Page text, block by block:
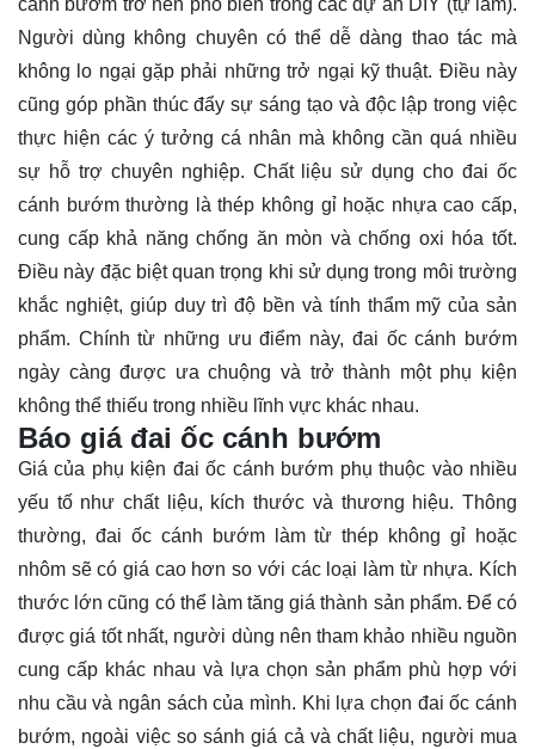
Người dùng không chuyên có thể dễ dàng thao tác mà
không lo ngại gặp phải những trở ngại kỹ thuật. Điều này
cũng góp phần thúc đẩy sự sáng tạo và độc lập trong việc
thực hiện các ý tưởng cá nhân mà không cần quá nhiều
sự hỗ trợ chuyên nghiệp. Chất liệu sử dụng cho đai ốc
cánh bướm thường là thép không gỉ hoặc nhựa cao cấp,
cung cấp khả năng chống ăn mòn và chống oxi hóa tốt.
Điều này đặc biệt quan trọng khi sử dụng trong môi trường
khắc nghiệt, giúp duy trì độ bền và tính thẩm mỹ của sản
phẩm. Chính từ những ưu điểm này, đai ốc cánh bướm
ngày càng được ưa chuộng và trở thành một phụ kiện
không thể thiếu trong nhiều lĩnh vực khác nhau.
Báo giá đai ốc cánh bướm
Giá của phụ kiện đai ốc cánh bướm phụ thuộc vào nhiều
yếu tố như chất liệu, kích thước và thương hiệu. Thông
thường, đai ốc cánh bướm làm từ thép không gỉ hoặc
nhôm sẽ có giá cao hơn so với các loại làm từ nhựa. Kích
thước lớn cũng có thể làm tăng giá thành sản phẩm. Để có
được giá tốt nhất, người dùng nên tham khảo nhiều nguồn
cung cấp khác nhau và lựa chọn sản phẩm phù hợp với
nhu cầu và ngân sách của mình. Khi lựa chọn đai ốc cánh
bướm, ngoài việc so sánh giá cả và chất liệu, người mua